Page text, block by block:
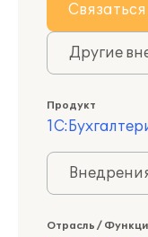
Связаться
Другие
Продукт
Отрасль /